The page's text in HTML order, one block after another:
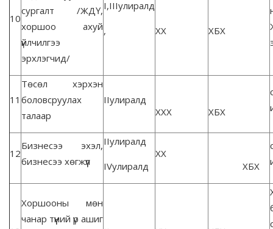
10
сургалт /ЖДҮ,
хоршоо ахуй
үйлчилгээ
эрхлэгчид/
I,IIIулиралд
, ХХ ХБХ
11
Төсөл хэрхэн
боловсруулах
талаар
IIулиралд
ХХХ
ХБХ
12
Бизнесээ эхэл,
бизнесээ хөгжүүл
IIулиралд
IVулиралд
ХХ
ХБХ
Хоршооны мөн
чанар түүний үр ашиг